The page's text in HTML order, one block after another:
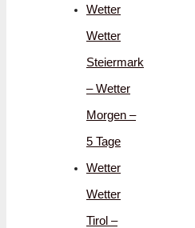
Wetter
Wetter
Steiermark
– Wetter
Morgen –
5 Tage
Wetter
Wetter
Tirol –